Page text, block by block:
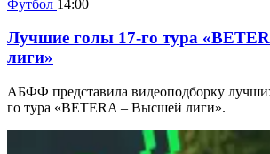
Футбол 14:00
Лучшие голы 17-го тура
лиги»
АБФФ представила видеоподборку
го тура «BETERA – Высшей лиги».